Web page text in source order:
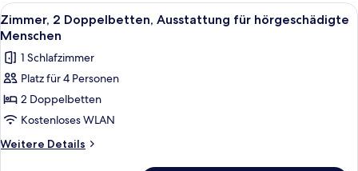
Alle
Fotos
für
Zimmer,
2 Doppelbetten,
Ausstattung
für
hörgeschädigte
Ein Hotelzimmer mit einem großen
5
Zimmer, 2 Doppelbetten, Ausstattung für hörgeschädigte
Menschen
1 Schlafzimmer
Platz für 4 Personen
2 Doppelbetten
Kostenloses WLAN
Weitere Details
Weitere